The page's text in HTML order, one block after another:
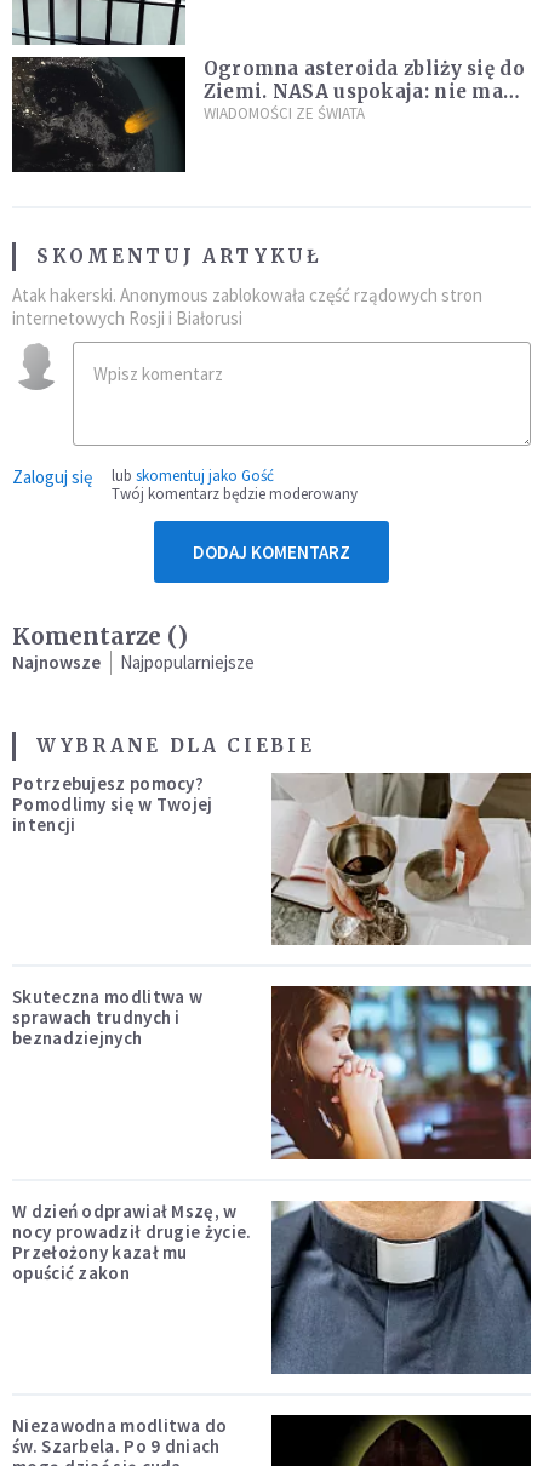
Ogromna asteroida zbliży się do
Ziemi. NASA uspokaja: nie ma
zagrożenia
WIADOMOŚCI ZE ŚWIATA
SKOMENTUJ ARTYKUŁ
Atak hakerski. Anonymous zablokowała część rządowych stron
internetowych Rosji i Białorusi
Zaloguj się lub skomentuj jako Gość
Twój komentarz będzie moderowany
DODAJ KOMENTARZ
Komentarze ()
Najnowsze Najpopularniejsze
WYBRANE DLA CIEBIE
Potrzebujesz pomocy?
Pomodlimy się w Twojej
intencji
Skuteczna modlitwa w
sprawach trudnych i
beznadziejnych
W dzień odprawiał Mszę, w
nocy prowadził drugie życie.
Przełożony kazał mu
opuścić zakon
Niezawodna modlitwa do
św. Szarbela. Po 9 dniach